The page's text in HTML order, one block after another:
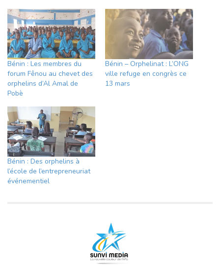
Bénin : Les membres du
forum Fênou au chevet des
orphelins d’Al Amal de
Pobè
Bénin – Orphelinat : L’ONG
ville refuge en congrès ce
13 mars
Bénin : Des orphelins à
l’école de l’entrepreneuriat
événementiel